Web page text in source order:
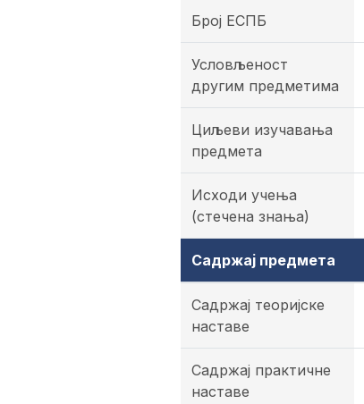
Број ЕСПБ
Условљеност
другим предметима
Циљеви изучавања
предмета
Исходи учења
(стечена знања)
Садржај предмета
Садржај теоријске
наставе
Садржај практичне
наставе